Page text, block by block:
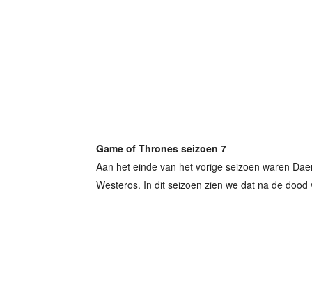
Game of Thrones seizoen 7
Aan het einde van het vorige seizoen waren
Westeros. In dit seizoen zien we dat na de